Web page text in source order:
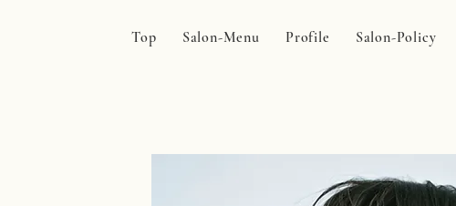
Top Salon-Menu Profile Salon-Policy